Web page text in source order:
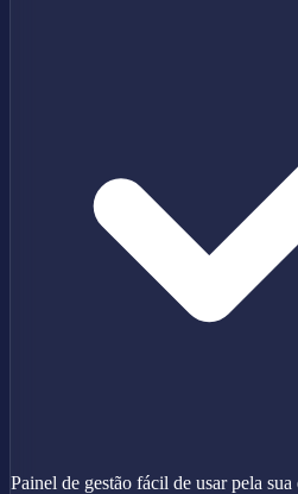
Painel de gestão fácil de usar pela sua